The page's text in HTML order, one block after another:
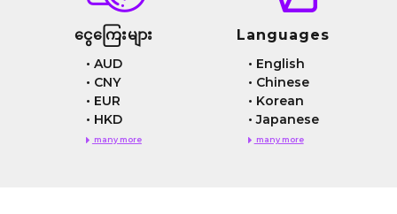
ငွေကြေးများ
• AUD
• CNY
• EUR
• HKD
many more
Languages
• English
• Chinese
• Korean
•Japanese
many more